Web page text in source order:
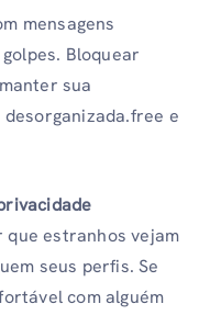
mensagens
Bloquear
sua
e
que estranhos vejam
seus perfis. Se
com alguém